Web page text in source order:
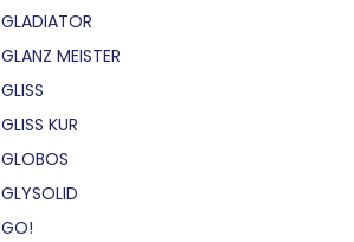
GLADIATOR
GLANZ MEISTER
GLISS
GLISS KUR
GLOBOS
GLYSOLID
GO!